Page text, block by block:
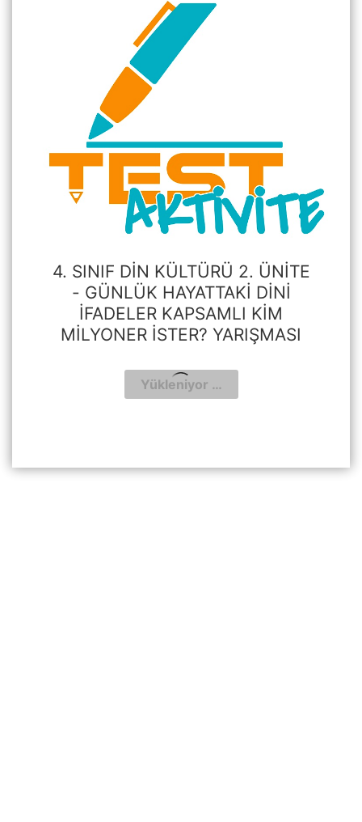
4. SINIF DIN KÜLTÜRÜ 2. ÜNITE
- GÜNLÜK HAYATTAKI DINI
İFADELER KAPSAMLI KIM
MILYONER İSTER? YARIŞMASI